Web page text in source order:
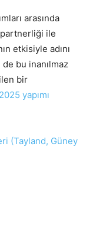
arasında
partnerliği ile
etkisiyle adını
bu inanılmaz
bir
2025 yapımı
(Tayland, Güney